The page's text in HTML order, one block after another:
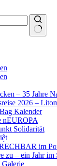
– 35 Jahre
2026 –
Kalender
nEUROPA
Solidarität
im
zu – ein Jahr im